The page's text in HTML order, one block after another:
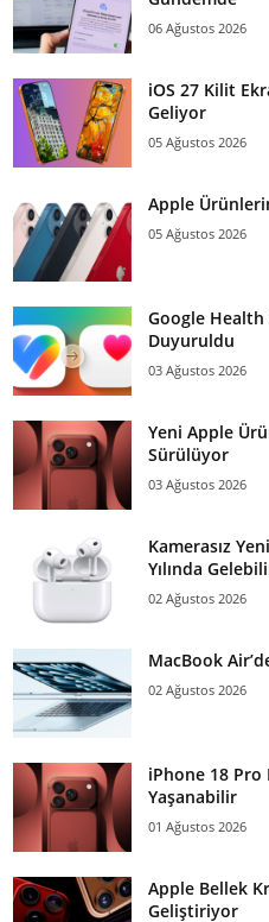
06 Ağustos 2026
iOS 27 Kilit
Geliyor
05 Ağustos 2026
Apple
05 Ağustos 2026
Google
Duyuruldu
03 Ağustos 2026
Yeni Apple
Sürülüyor
03 Ağustos 2026
Kamerasız
Yılında
02 Ağustos 2026
MacBook
02 Ağustos 2026
iPhone 18 Pro
Yaşanabilir
01 Ağustos 2026
Apple Bellek
Geliştiriyor